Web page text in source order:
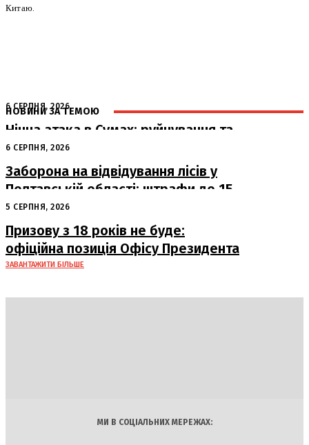
Китаю.
НОВИНИ ЗА ТЕМОЮ
6 СЕРПНЯ, 2026
Нічна атака в Сумах: руйнування та
жертви від російських авіабомб
6 СЕРПНЯ, 2026
Заборона на відвідування лісів у
Полтавській області: штрафи до 15
тисяч гривень
5 СЕРПНЯ, 2026
Призову з 18 років не буде:
офіційна позиція Офісу Президента
ЗАВАНТАЖИТИ БІЛЬШЕ
МИ В СОЦІАЛЬНИХ МЕРЕЖАХ: